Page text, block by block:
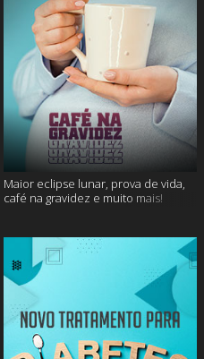
Maior eclipse lunar, prova de vida,
café na gravidez e muito mais!